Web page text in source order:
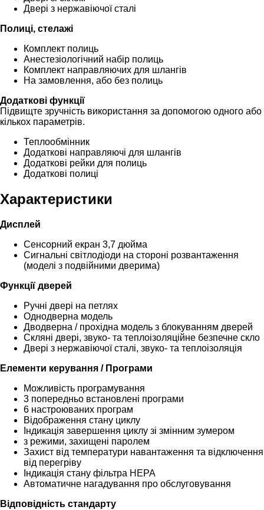
Двері з нержавіючої сталі
Полиці, стелажі
Комплект полиць
Анестезіологічний набір полиць
Комплект направляючих для шлангів
На замовлення, або без полиць
Додаткові функції
Підвищте зручність використання за допомогою одного або
кількох параметрів.
Теплообмінник
Додаткові направляючі для шлангів
Додаткові рейки для полиць
Додаткові полиці
Характеристики
Дисплей
Сенсорний екран 3,7 дюйма
Сигнальні світлодіоди на стороні розвантаження
(моделі з подвійними дверима)
Функції дверей
Ручні двері на петлях
Однодверна модель
Дводверна / прохідна модель з блокуванням дверей
Скляні двері, звуко- та теплоізоляційне безпечне скло
Двері з нержавіючої сталі, звуко- та теплоізоляція
Елементи керування / Програми
Можливість програмування
3 попередньо встановлені програми
6 настроюваних програм
Відображення стану циклу
Індикація завершення циклу зі змінним зумером
з режими, захищені паролем
Захист від температури навантаження та відключення
від перегріву
Індикація стану фільтра HEPA
Автоматичне нагадування про обслуговування
Відповідність стандарту